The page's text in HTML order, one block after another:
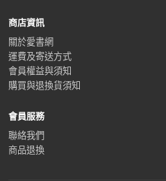
商店資訊
關於愛書網
運費及寄送方式
會員權益與須知
購買與退換貨須知
會員服務
聯絡我們
商品退換